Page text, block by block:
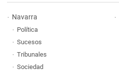
Navarra
Política
Sucesos
Tribunales
Sociedad